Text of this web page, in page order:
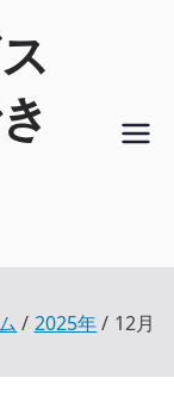
2025年 12月